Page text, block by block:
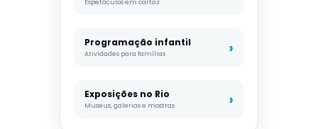
Espetáculos em cartaz
Programação infantil
Atividades para famílias
Exposições no Rio
Museus, galerias e mostras